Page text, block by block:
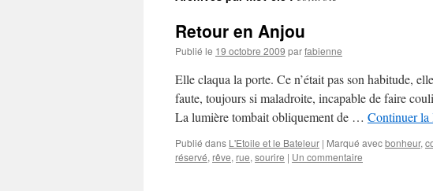
Retour en Anjou
Publié le 19 octobre 2009 parfabienne
Elle claqua la porte. Ce n’était pas son habitude,
faute, toujours si maladroite, incapable de faire
La lumière tombait obliquement de … Continuer la
Publié dans L'Etoile et le Bateleur | Marqué avecbonheur,
réservé, rêve, rue, sourire | Un commentaire